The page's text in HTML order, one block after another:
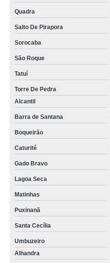
Quadra
Salto De Pirapora
Sorocaba
São Roque
Tatuí
Torre De Pedra
Alcantil
Barra de Santana
Boqueirão
Caturité
Gado Bravo
Lagoa Seca
Matinhas
Puxinanã
Santa Cecília
Umbuzeiro
Alhandra